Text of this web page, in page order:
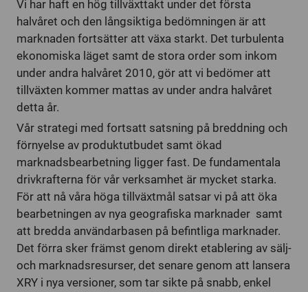
Vi har haft en hög tillväxttakt under det första
halvåret och den långsiktiga bedömningen är att
marknaden fortsätter att växa starkt. Det turbulenta
ekonomiska läget samt de stora order som inkom
under andra halvåret 2010, gör att vi bedömer att
tillväxten kommer mattas av under andra halvåret
detta år.
Vår strategi med fortsatt satsning på breddning och
förnyelse av produktutbudet samt ökad
marknadsbearbetning ligger fast. De fundamentala
drivkrafterna för vår verksamhet är mycket starka.
För att nå våra höga tillväxtmål satsar vi på att öka
bearbetningen av nya geografiska marknader samt
att bredda användarbasen på befintliga marknader.
Det förra sker främst genom direkt etablering av sälj-
och marknadsresurser, det senare genom att lansera
XRY i nya versioner, som tar sikte på snabb, enkel